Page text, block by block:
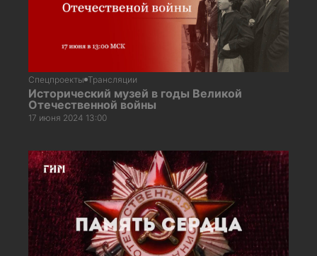
Спецпроекты Трансляции
Исторический музей в годы Великой
Отечественной войны
17 июня 2024 13:00